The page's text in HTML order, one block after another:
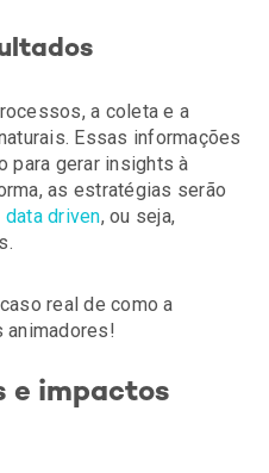
a coleta e a
Essas informações
para gerar insights à
as estratégias serão
data driven, ou seja,
real de como a
animadores!
e impactos